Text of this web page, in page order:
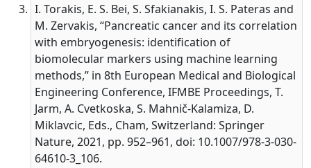
I. Torakis, E. S. Bei, S. Sfakianakis, I. S. Pateras and
M. Zervakis, “Pancreatic cancer and its correlation
with embryogenesis: identification of
biomolecular markers using machine learning
methods,” in 8th European Medical and Biological
Engineering Conference, IFMBE Proceedings, T.
Jarm, A. Cvetkoska, S. Mahnič-Kalamiza, D.
Miklavcic, Eds., Cham, Switzerland: Springer
Nature, 2021, pp. 952–961, doi: 10.1007/978-3-030-
64610-3_106.